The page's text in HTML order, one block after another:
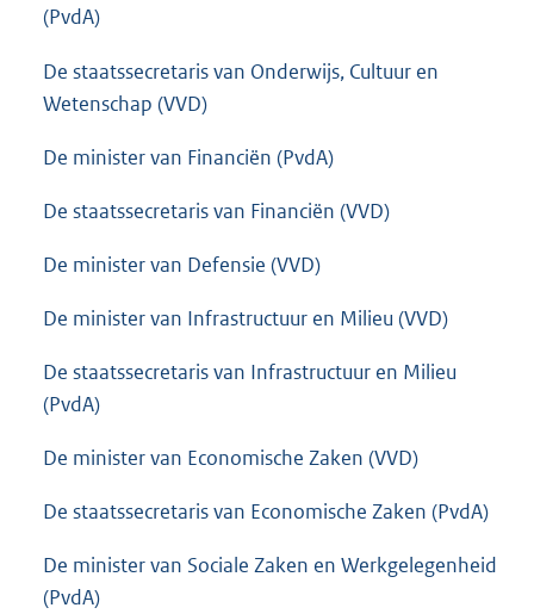
(PvdA)
De staatssecretaris van Onderwijs, Cultuur en
Wetenschap (VVD)
De minister van Financiën (PvdA)
De staatssecretaris van Financiën (VVD)
De minister van Defensie (VVD)
De minister van Infrastructuur en Milieu (VVD)
De staatssecretaris van Infrastructuur en Milieu
(PvdA)
De minister van Economische Zaken (VVD)
De staatssecretaris van Economische Zaken (PvdA)
De minister van Sociale Zaken en Werkgelegenheid
(PvdA)